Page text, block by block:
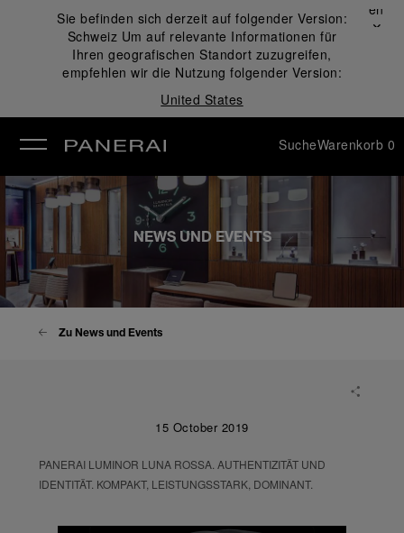
Sie befinden sich derzeit auf folgender Version:
Schweiz Um auf relevante Informationen für
Ihren geografischen Standort zuzugreifen,
empfehlen wir die Nutzung folgender Version:
United States
Schließen
✕
SucheWarenkorb 0
NEWS UND EVENTS
Zu News und Events
15 October 2019
PANERAI LUMINOR LUNA ROSSA. AUTHENTIZITÄT UND
IDENTITÄT. KOMPAKT, LEISTUNGSSTARK, DOMINANT.